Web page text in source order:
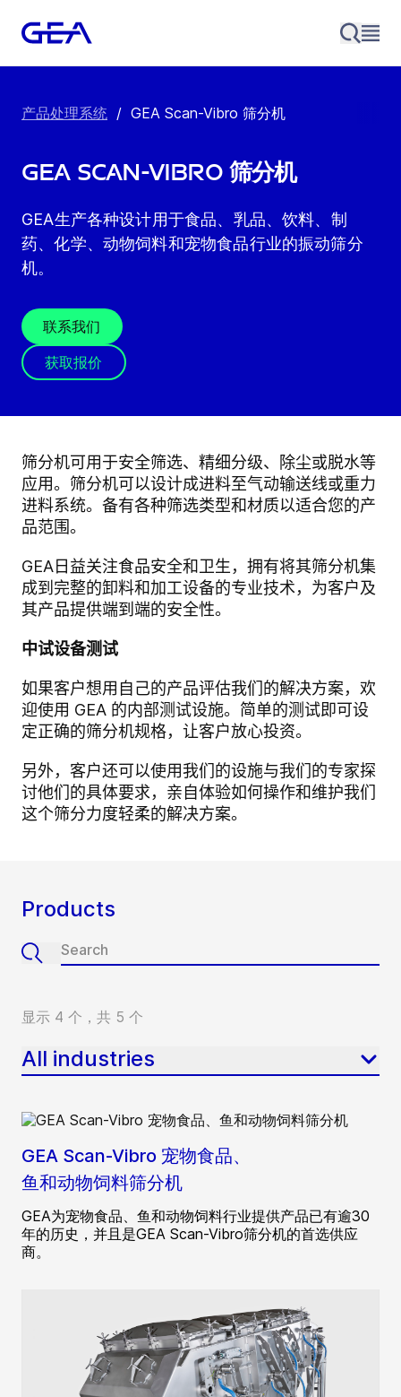
产品处理系统 / GEA Scan-Vibro 筛分机
GEA Scan-Vibro 筛分机
GEA生产各种设计用于食品、乳品、饮料、制
药、化学、动物饲料和宠物食品行业的振动筛分
机。
联系我们
获取报价
筛分机可用于安全筛选、精细分级、除尘或脱水等
应用。筛分机可以设计成进料至气动输送线或重力
进料系统。备有各种筛选类型和材质以适合您的产
品范围。
GEA日益关注食品安全和卫生，拥有将其筛分机集
成到完整的卸料和加工设备的专业技术，为客户及
其产品提供端到端的安全性。
中试设备测试
如果客户想用自己的产品评估我们的解决方案，欢
迎使用 GEA 的内部测试设施。简单的测试即可设
定正确的筛分机规格，让客户放心投资。
另外，客户还可以使用我们的设施与我们的专家探
讨他们的具体要求，亲自体验如何操作和维护我们
这个筛分力度轻柔的解决方案。
Products
显示 4 个，共 5 个
All industries
GEA Scan-Vibro 宠物食品、
鱼和动物饲料筛分机
GEA为宠物食品、鱼和动物饲料行业提供产品已有逾30
年的历史，并且是GEA Scan-Vibro筛分机的首选供应
商。